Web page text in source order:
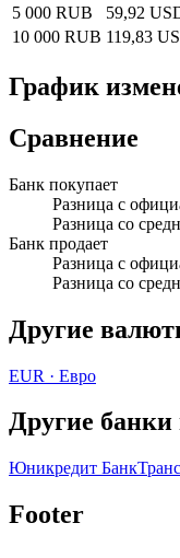
5 000 RUB
59,92
10 000 RUB 119,83
График
Сравнение
Банк покупает
Разница с
Разница со
Банк продает
Разница с
Разница со
Другие
EUR · Евро
Другие банки
Юникредит Банк
Footer